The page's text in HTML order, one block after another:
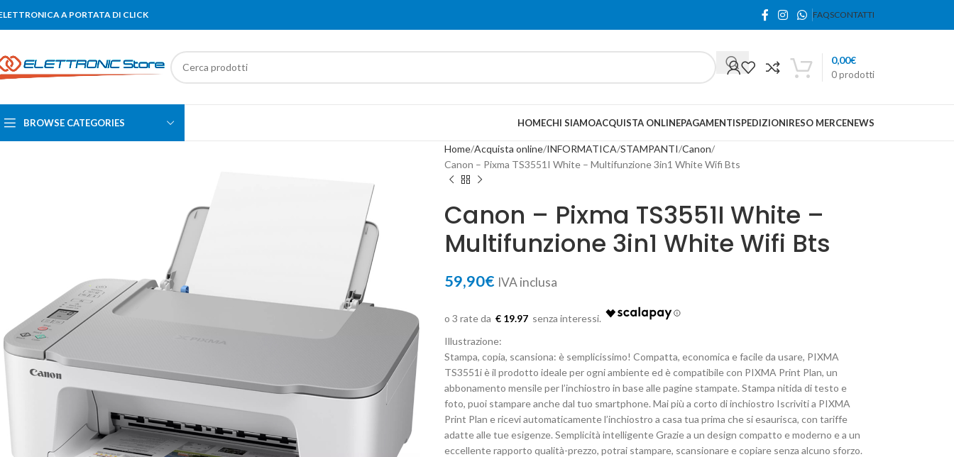
A PORTATA DI CLICK FAQSCONTATTI
0prodotti
0,00€
BROWSE CATEGORIES HOMECHI SIAMOACQUISTA ONLINEPAGAMENTISPEDIZIONIRESO MERCENEWS
Home Acquista online INFORMATICA STAMPANTI Canon
Canon – Pixma TS3551I White – Multifunzione 3in1 White Wifi Bts
Canon – Pixma TS3551I White –
Multifunzione 3in1 White Wifi Bts
59,90€ IVA inclusa
€ 19.97
Illustrazione:
Stampa, copia, scansiona: è semplicissimo! Compatta, economica e facile da usare, PIXMA
TS3551i è il prodotto ideale per ogni ambiente ed è compatibile con PIXMA Print Plan, un
abbonamento mensile per l’inchiostro in base alle pagine stampate. Stampa nitida di testo e
foto, puoi stampare anche dal tuo smartphone. Mai più a corto di inchiostro Iscriviti a PIXMA
Print Plan e ricevi automaticamente l’inchiostro a casa tua prima che si esaurisca, con tariffe
adatte alle tue esigenze. Semplicità intelligente Grazie a un design compatto e moderno e a un
eccellente rapporto qualità-prezzo, potrai stampare, scansionare e copiare senza alcuno sforzo.